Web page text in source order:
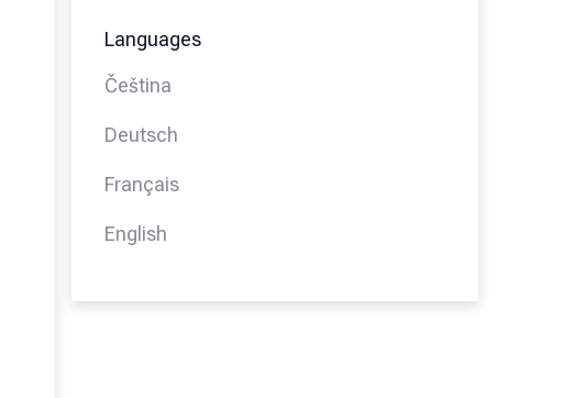
Languages
Čeština
Deutsch
Français
English